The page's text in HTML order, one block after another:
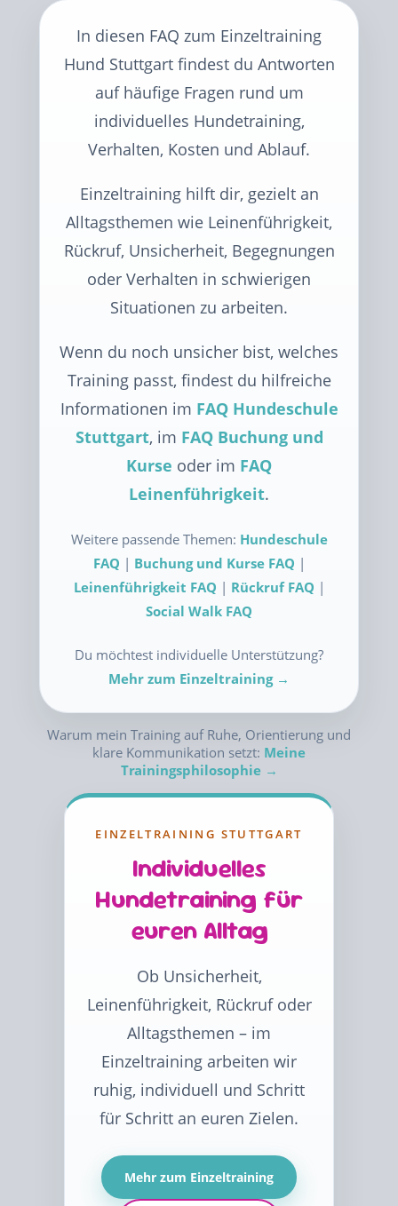
In diesen FAQ zum Einzeltraining
Hund Stuttgart findest du Antworten
auf häufige Fragen rund um
individuelles Hundetraining,
Verhalten, Kosten und Ablauf.
Einzeltraining hilft dir, gezielt an
Alltagsthemen wie Leinenführigkeit,
Rückruf, Unsicherheit, Begegnungen
oder Verhalten in schwierigen
Situationen zu arbeiten.
Wenn du noch unsicher bist, welches
Training passt, findest du hilfreiche
Informationen im FAQ Hundeschule
Stuttgart, im FAQ Buchung und
Kurse oder im FAQ
Leinenführigkeit.
Weitere passende Themen: Hundeschule
FAQ | Buchung und Kurse FAQ |
Leinenführigkeit FAQ | Rückruf FAQ |
Social Walk FAQ
Du möchtest individuelle Unterstützung?
Mehr zum Einzeltraining →
Warum mein Training auf Ruhe, Orientierung und
klare Kommunikation setzt: Meine
Trainingsphilosophie →
EINZELTRAINING STUTTGART
Individuelles
Hundetraining für
euren Alltag
Ob Unsicherheit,
Leinenführigkeit, Rückruf oder
Alltagsthemen – im
Einzeltraining arbeiten wir
ruhig, individuell und Schritt
für Schritt an euren Zielen.
Mehr zum Einzeltraining